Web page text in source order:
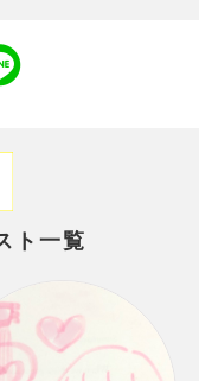
ト一覧